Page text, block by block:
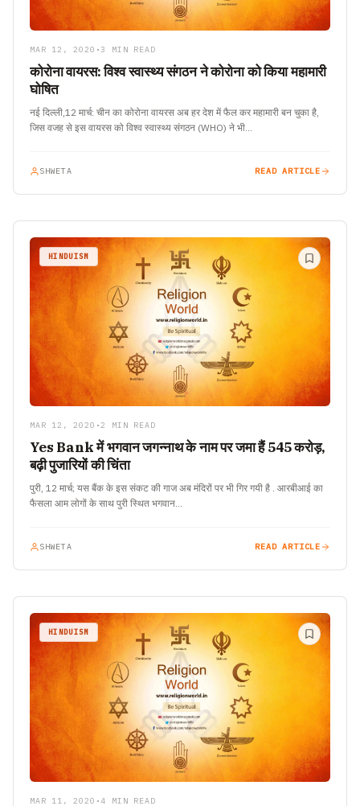
MAR 12, 2020 • 3 MIN READ
कोरोना वायरस: विश्व स्वास्थ्य संगठन ने कोरोना को किया महामारी
घोषित
नई दिल्ली,12 मार्च: चीन का कोरोना वायरस अब हर देश में फैल कर महामारी बन चुका है,
जिस वजह से इस वायरस को विश्व स्वास्थ्य संगठन (WHO) ने भी…
SHWETA READ ARTICLE
HINDUISM
MAR 12, 2020 •2 MIN READ
Yes Bank में भगवान जगन्नाथ के नाम पर जमा हैं 545 करोड़,
बढ़ी पुजारियों की चिंता
पुरी, 12 मार्च; यस बैंक के इस संकट की गाज अब मंदिरों पर भी गिर गयी है . आरबीआई का
फैसला आम लोगों के साथ पुरी स्थित भगवान…
SHWETA READ ARTICLE
HINDUISM
MAR 11, 2020 •4 MIN READ